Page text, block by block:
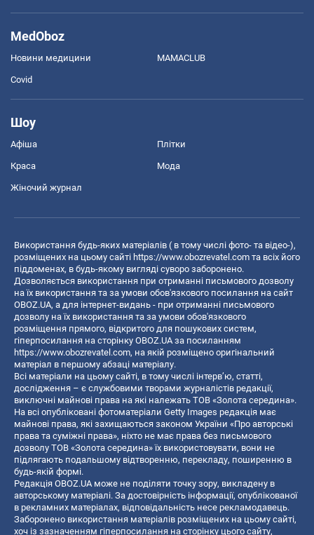
MedOboz
Новини медицини MAMACLUB
Covid
Шоу
Афіша Плітки
Краса Мода
Жіночий журнал
Використання будь-яких матеріалів ( в тому числі фото- та відео-),
розміщених на цьому сайті https://www.obozrevatel.com та всіх його
піддоменах, в будь-якому вигляді суворо заборонено.
Дозволяється використання при отриманні письмового дозволу
на їх використання та за умови обов'язкового посилання на сайт
OBOZ.UA, а для інтернет-видань - при отриманні письмового
дозволу на їх використання та за умови обов'язкового
розміщення прямого, відкритого для пошукових систем,
гіперпосилання на сторінку OBOZ.UA за посиланням
https://www.obozrevatel.com, на якій розміщено оригінальний
матеріал в першому абзаці матеріалу.
Всі матеріали на цьому сайті, в тому числі інтерв’ю, статті,
дослідження – є службовими творами журналістів редакції,
виключні майнові права на які належать ТОВ «Золота середина».
На всі опубліковані фотоматеріали Getty Images редакція має
майнові права, які захищаються законом України «Про авторські
права та суміжні права», ніхто не має права без письмового
дозволу ТОВ «Золота середина» їх використовувати, вони не
підлягають подальшому відтворенню, перекладу, поширенню в
будь-якій формі.
Редакція OBOZ.UA може не поділяти точку зору, викладену в
авторському матеріалі. За достовірність інформації, опублікованої
в рекламних матеріалах, відповідальність несе рекламодавець.
Заборонено використання матеріалів розміщених на цьому сайті,
хоч із зазначенням гіперпосилання на сторінку цього сайту,